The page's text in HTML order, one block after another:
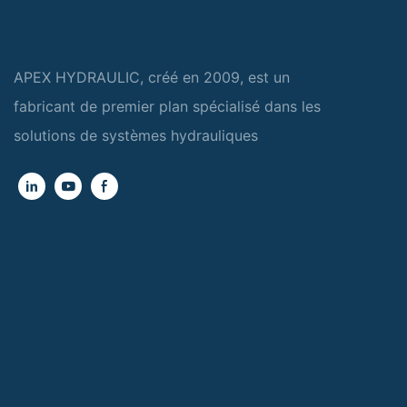
APEX HYDRAULIC, créé en 2009, est un
fabricant de premier plan spécialisé dans les
solutions de systèmes hydrauliques